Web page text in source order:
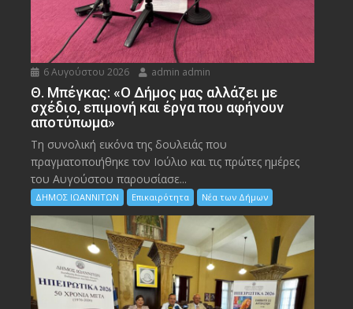
6 Αυγούστου 2026 admin admin
Θ. Μπέγκας: «Ο Δήμος μας αλλάζει με
σχέδιο, επιμονή και έργα που αφήνουν
αποτύπωμα»
Τη συνολική εικόνα της δουλειάς που
πραγματοποιήθηκε τον Ιούλιο και τις πρώτες ημέρες
του Αυγούστου παρουσίασε...
ΔΗΜΟΣ ΙΩΑΝΝΙΤΩΝ Επικαιρότητα Νέα των Δήμων